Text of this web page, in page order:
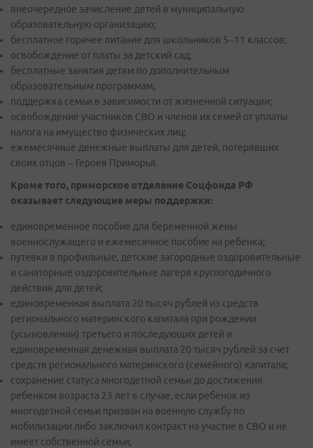
внеочередное зачисление детей в муниципальную
образовательную организацию;
бесплатное горячее питание для школьников 5–11 классов;
освобождение от платы за детский сад;
бесплатные занятия детям по дополнительным
образовательным программам;
поддержка семьи в зависимости от жизненной ситуации;
освобождение участников СВО и членов их семей от уплаты
налога на имущество физических лиц;
ежемесячные денежные выплаты для детей, потерявших
своих отцов – Героев Приморья.
Кроме того, приморское отделение Соцфонда РФ
оказывает следующие меры поддержки:
единовременное пособие для беременной жены
военнослужащего и ежемесячное пособие на ребенка;
путевки в профильные, детские загородные оздоровительные
и санаторные оздоровительные лагеря круглогодичного
действия для детей;
единовременная выплата 20 тысяч рублей из средств
регионального материнского капитала при рождении
(усыновлении) третьего и последующих детей и
единовременная денежная выплата 20 тысяч рублей за счет
средств регионального материнского (семейного) капитала;
сохранение статуса многодетной семьи до достижения
ребенком возраста 23 лет в случае, если ребенок из
многодетной семьи призван на военную службу по
мобилизации либо заключил контракт на участие в СВО и не
имеет собственной семьи;